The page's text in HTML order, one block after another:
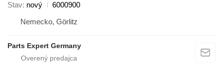
Stav nový
6000900
Nemecko, Görlitz
Parts Expert Germany